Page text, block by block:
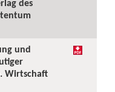
des
und
Wirtschaft